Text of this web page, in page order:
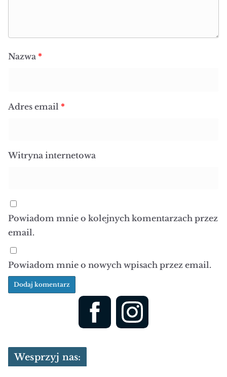
Nazwa *
Adres email *
Witryna internetowa
Powiadom mnie o kolejnych komentarzach przez
email.
Powiadom mnie o nowych wpisach przez email.
Wesprzyj nas: